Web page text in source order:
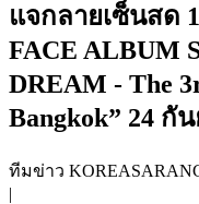
แจกลายเซ็นสด
FACE ALBUM
DREAM - The
Bangkok” 24 กั
ทีมข่าว
|